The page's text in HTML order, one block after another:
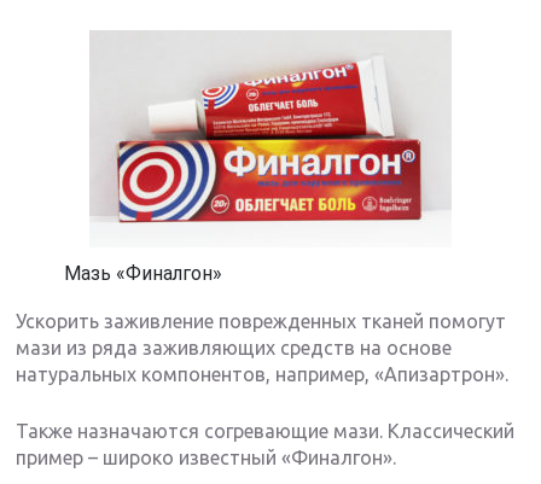
Мазь «Финалгон»
Ускорить заживление поврежденных тканей помогут
мази из ряда заживляющих средств на основе
натуральных компонентов, например, «Апизартрон».
Также назначаются согревающие мази. Классический
пример – широко известный «Финалгон».